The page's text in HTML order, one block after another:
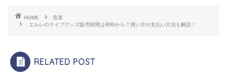
HOME
音楽
エルレのライブグッズ販売時間は何時から？買い方や支払い方法も解説！
RELATED POST